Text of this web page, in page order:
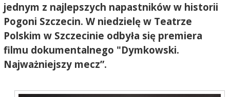
jednym z najlepszych napastników w historii
Pogoni Szczecin. W niedzielę w Teatrze
Polskim w Szczecinie odbyła się premiera
filmu dokumentalnego "Dymkowski.
Najważniejszy mecz”.